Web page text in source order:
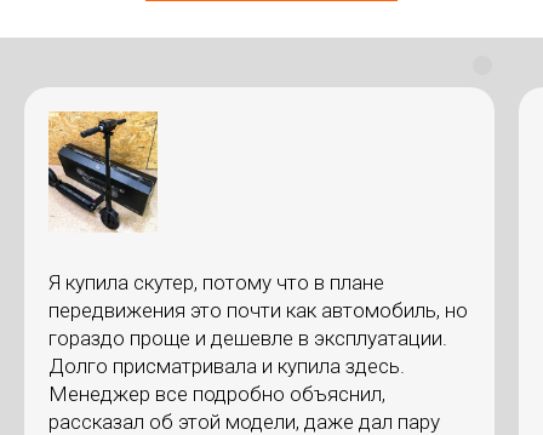
Я купила скутер, потому что в плане
передвижения это почти как автомобиль, но
гораздо проще и дешевле в эксплуатации.
Долго присматривала и купила здесь.
Менеджер все подробно объяснил,
рассказал об этой модели, даже дал пару